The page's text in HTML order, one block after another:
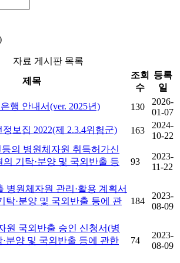
자료 게시판 목록
제목
조회
수
등록
일
행 안내서(ver. 2025년) 130
2026-
01-07
보집 2022(제 2.3.4위험군) 163
2024-
10-22
의 병원체자원 취득허가신
기탁·분양 및 국외반출 등
93
2023-
11-22
병원체자원 관리·활용 계획서
탁·분양 및 국외반출 등에 관
184
2023-
08-09
원 국외반출 승인 신청서(병
분양 및 국외반출 등에 관한
74
2023-
08-09